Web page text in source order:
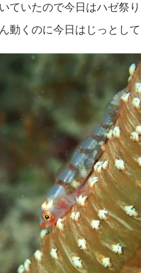
ていたので今日はハゼ祭り
動くのに今日はじっとし